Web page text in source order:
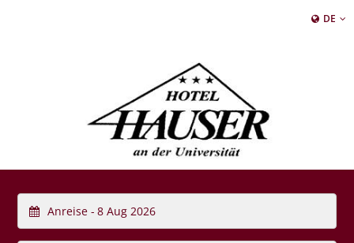
DE
Anreise -